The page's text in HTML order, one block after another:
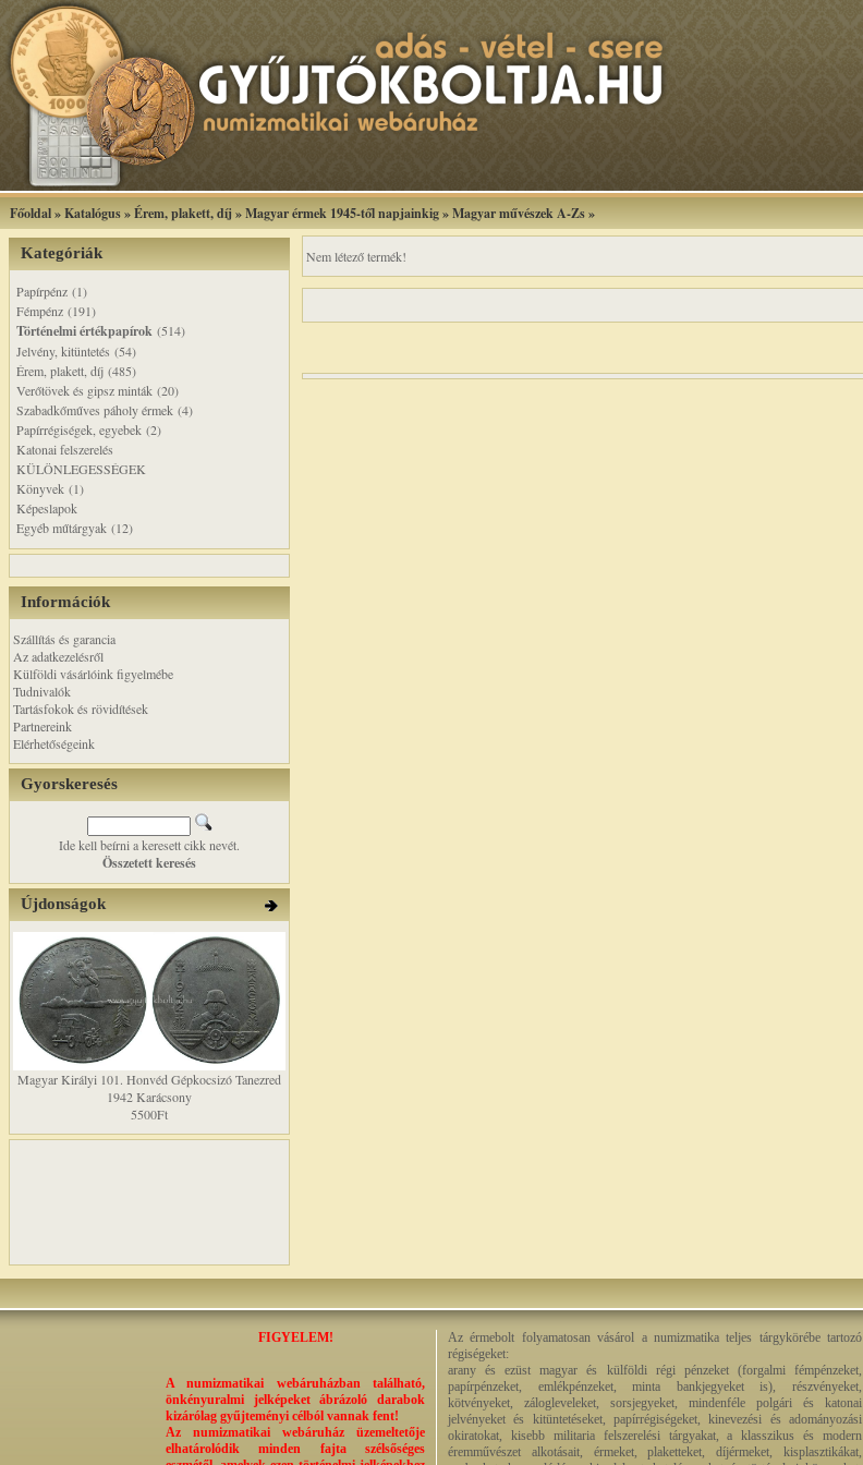
Főoldal»Katalógus»Érem, plakett, díj »Magyar érmek 1945-től napjainkig»Magyar művészek A-Zs»
Kategóriák
Papírpénz (1)
Fémpénz (191)
Történelmi értékpapírok (514)
Jelvény, kitüntetés (54)
Érem, plakett, díj (485)
Verőtövek és gipsz minták (20)
Szabadkőműves páholy érmek (4)
Papírrégiségek, egyebek (2)
Katonai felszerelés
KÜLÖNLEGESSÉGEK
Könyvek (1)
Képeslapok
Egyéb műtárgyak (12)
Információk
Szállítás és garancia
Az adatkezelésről
Külföldi vásárlóink figyelmébe
Tudnivalók
Tartásfokok és rövidítések
Partnereink
Elérhetőségeink
Gyorskeresés
Ide kell beírni a keresett cikk nevét.
Összetett keresés
Újdonságok
Magyar Királyi 101. Honvéd Gépkocsizó Tanezred
1942 Karácsony
5500Ft
Nem létező termék!
FIGYELEM!
A numizmatikai webáruházban található,
önkényuralmi jelképeket ábrázoló darabok
kizárólag gyűjteményi célból vannak fent!
Az numizmatikai webáruház üzemeltetője
elhatárolódik minden fajta szélsőséges
Az érmebolt folyamatosan vásárol a numizmatika teljes tárgykörébe tartozó
régiségeket:
arany és ezüst magyar és külföldi régi pénzeket (forgalmi fémpénzeket,
papírpénzeket, emlékpénzeket, minta bankjegyeket is), részvényeket,
kötvényeket, zálogleveleket, sorsjegyeket, mindenféle polgári és katonai
jelvényeket és kitüntetéseket, papírrégiségeket, kinevezési és adományozási
okiratokat, kisebb militaria felszerelési tárgyakat, a klasszikus és modern
éremművészet alkotásait, érmeket, plaketteket, díjérmeket, kisplasztikákat,